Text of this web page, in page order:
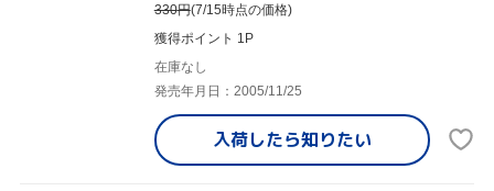
330円(7/15時点の価格)
獲得ポイント 1P
在庫なし
発売年月日：2005/11/25
入荷したら知りたい